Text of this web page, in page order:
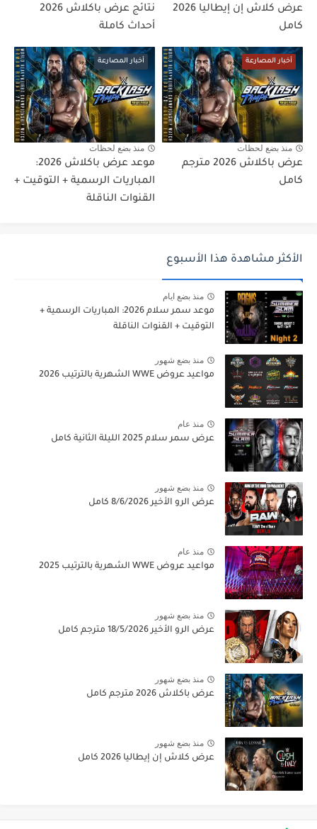
عرض كلاش إن إيطاليا 2026
كامل
نتائج عرض باكلاش 2026
أحداث كاملة
أخبار المصارعة
منذ بضع لحظات
عرض باكلاش 2026 مترجم
كامل
أخبار المصارعة
منذ بضع لحظات
موعد عرض باكلاش 2026:
المباريات الرسمية + التوقيت +
القنوات الناقلة
الأكثر مشاهدة هذا الأسبوع
منذ بضع ايام
موعد سمر سلام 2026: المباريات الرسمية +
التوقيت + القنوات الناقلة
منذ بضع شهور
مواعيد عروض WWE الشهرية بالترتيب 2026
منذ عام
عرض سمر سلام 2025 الليلة الثانية كامل
منذ بضع شهور
عرض الرو الأخير 8/6/2026 كامل
منذ عام
مواعيد عروض WWE الشهرية بالترتيب 2025
منذ بضع شهور
عرض الرو الأخير 18/5/2026 مترجم كامل
منذ بضع شهور
عرض باكلاش 2026 مترجم كامل
منذ بضع شهور
عرض كلاش إن إيطاليا 2026 كامل